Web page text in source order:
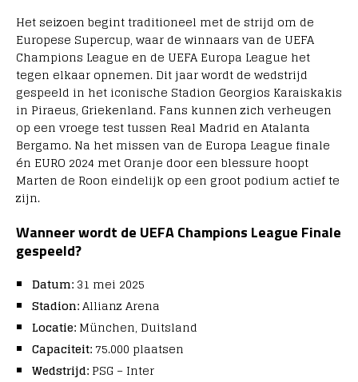
Het seizoen begint traditioneel met de strijd om de
Europese Supercup, waar de winnaars van de UEFA
Champions League en de UEFA Europa League het
tegen elkaar opnemen. Dit jaar wordt de wedstrijd
gespeeld in het iconische Stadion Georgios Karaiskakis
in Piraeus, Griekenland. Fans kunnen zich verheugen
op een vroege test tussen Real Madrid en Atalanta
Bergamo. Na het missen van de Europa League finale
én EURO 2024 met Oranje door een blessure hoopt
Marten de Roon eindelijk op een groot podium actief te
zijn.
Wanneer wordt de UEFA Champions League Finale
gespeeld?
Datum: 31 mei 2025
Stadion:Allianz Arena
Locatie: München, Duitsland
Capaciteit: 75.000 plaatsen
Wedstrijd: PSG – Inter